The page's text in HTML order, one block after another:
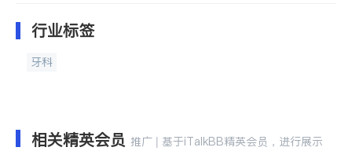
行业标签
牙科
相关精英会员 推广 | 基于iTalkBB精英会员，进行展示